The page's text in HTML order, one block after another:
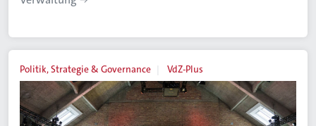
Politik, Strategie & Governance VdZ-Plus